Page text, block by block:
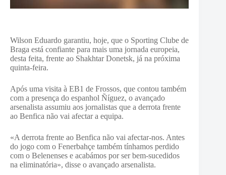
Wilson Eduardo garantiu, hoje, que o Sporting Clube de
Braga está confiante para mais uma jornada europeia,
desta feita, frente ao Shakhtar Donetsk, já na próxima
quinta-feira.
Após uma visita à EB1 de Frossos, que contou também
com a presença do espanhol Ñíguez, o avançado
arsenalista assumiu aos jornalistas que a derrota frente
ao Benfica não vai afectar a equipa.
«A derrota frente ao Benfica não vai afectar-nos. Antes
do jogo com o Fenerbahçe também tínhamos perdido
com o Belenenses e acabámos por ser bem-sucedidos
na eliminatória», disse o avançado arsenalista.